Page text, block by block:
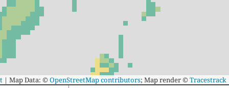
| Map Data: ©OpenStreetMap contributors; Map render ©Tracestrack